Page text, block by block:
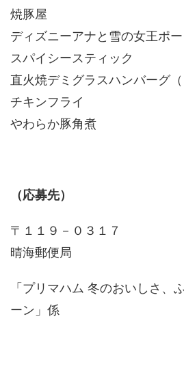
焼豚屋
ディズニーアナと雪の女王ポ
スパイシースティック
直火焼デミグラスハンバーグ（
チキンフライ
やわらか豚角煮
（応募先）
〒１１９－０３１７
晴海郵便局
「プリマハム 冬のおいしさ、
ーン」係